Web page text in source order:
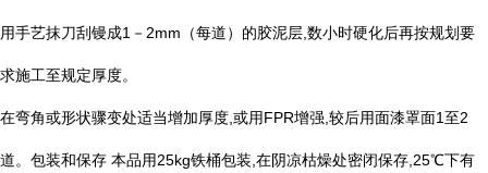
用手艺抹刀刮镘成1 － 2mm （每道）的胶泥层 数小时硬化后再按规划要
求施工至规定厚度。
在弯角或形状骤变处适当增加厚度 或用FPR增强 较后用面漆罩面1至2
道。包装和保存 本品用25kg铁桶包装 在阴凉枯燥处密闭保存 ,25℃下有